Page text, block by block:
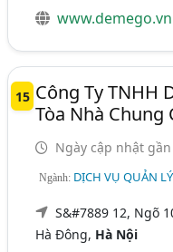
www.demego.vn
15 Công Ty TNHH
Tòa Nhà Chung
Ngày cập nhật
Ngành: DỊCH VỤ QUẢN
S&#7889 12, Ngõ
Hà Đông, Hà Nội